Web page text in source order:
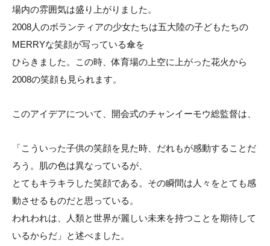
場内の雰囲気は盛り上がりました。
2008人のボランティアの少女たちは五大陸の子どもたちの
MERRYな笑顔が写っている傘を
ひらきました。この時、体育場の上空に上がった花火から
2008の笑顔も見られます。
このアイデアについて、開会式のチャンイーモウ総監督は、
「こういった子供の笑顔を見た時、だれもが感動することだ
ろう。肌の色は異なっているが、
とてもキラキラした笑顔である。その瞬間は人々をとても感
動させるものだと思っている。
われわれは、人類と世界が麗しい未来を持つことを期待して
いるからだ」と述べました。